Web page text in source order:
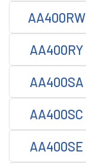
AA400RW
AA400RY
AA400SA
AA400SC
AA400SE